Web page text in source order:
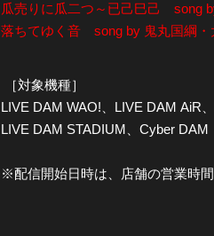
瓜売りに瓜二つ～已己巳己 song
落ちてゆく音 song by 鬼丸国綱・
［対象機種］
LIVE DAM WAO!、LIVE DAM AiR
LIVE DAM STADIUM、Cyber DAM
※配信開始日時は、店舗の営業時